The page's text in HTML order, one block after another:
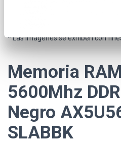
* Las imágenes se exhiben con
Memoria
5600Mhz
Negro
SLABBK